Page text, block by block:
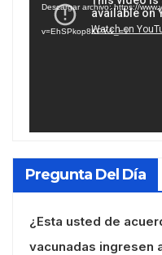
vídeo
Descargar archivo: https://
v=EhSPkop8KPY&_=1
Pregunta Del Día
¿Esta usted de
vacunadas ingresen